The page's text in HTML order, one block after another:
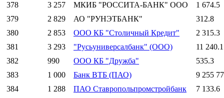
378
3 257 МКИБ "РОССИТА-БАНК" ООО
1 674.5
379
2 829 АО "РУНЭТБАНК"
312.8
380
2 853 ООО КБ "Столичный Кредит"
2 315.3
381
3 293 "Русьуниверсалбанк" (ООО)
11 240.1
382
990 ООО КБ "Дружба"
535.3
383
1 000 Банк ВТБ (ПАО)
9 255
384
1 288 ПАО Ставропольпромстройбанк
7 133.6